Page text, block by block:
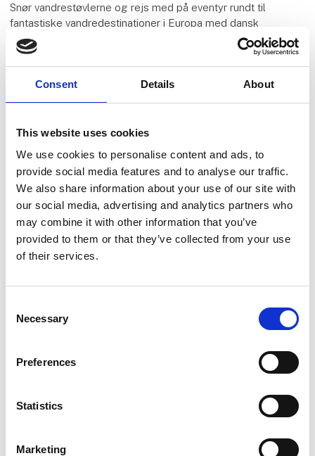
Consent Details About
This website uses cookies
We use cookies to personalise content and ads, to
provide social media features and to analyse our traffic.
We also share information about your use of our site with
our social media, advertising and analytics partners who
may combine it with other information that you’ve
provided to them or that they’ve collected from your use
of their services.
Selection
Necessary
Preferences
Statistics
Marketing
Snør vandrestøvlerne og rejs med på eventyr rundt til
fantastiske vandredestinationer i Europa med dansk
rejseleder. Vi skal bl.a. vandre langs med det brusende
Atlanterhav på Fishermen’s Trail i Portugal, udforske det
skotske højland på West Highland Way og på eventyr på den
frodige ø Madeira. Jeg glæder mig til at inspirere til næste
vandrerejse!
Speaker
Jysk Rejsebureau
20. februar 2026
kl. 14:00- 15:00